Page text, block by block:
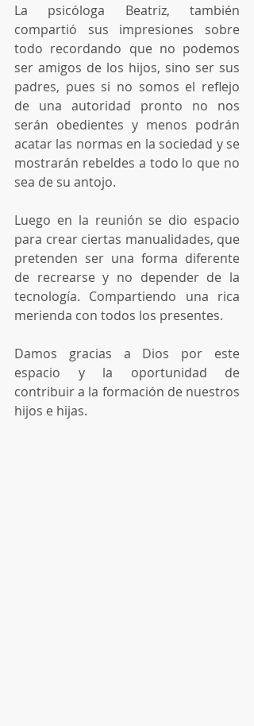
La psicóloga Beatriz, también
compartió sus impresiones sobre
todo recordando que no podemos
ser amigos de los hijos, sino ser sus
padres, pues si no somos el reflejo
de una autoridad pronto no nos
serán obedientes y menos podrán
acatar las normas en la sociedad y se
mostrarán rebeldes a todo lo que no
sea de su antojo.
Luego en la reunión se dio espacio
para crear ciertas manualidades, que
pretenden ser una forma diferente
de recrearse y no depender de la
tecnología. Compartiendo una rica
merienda con todos los presentes.
Damos gracias a Dios por este
espacio y la oportunidad de
contribuir a la formación de nuestros
hijos e hijas.